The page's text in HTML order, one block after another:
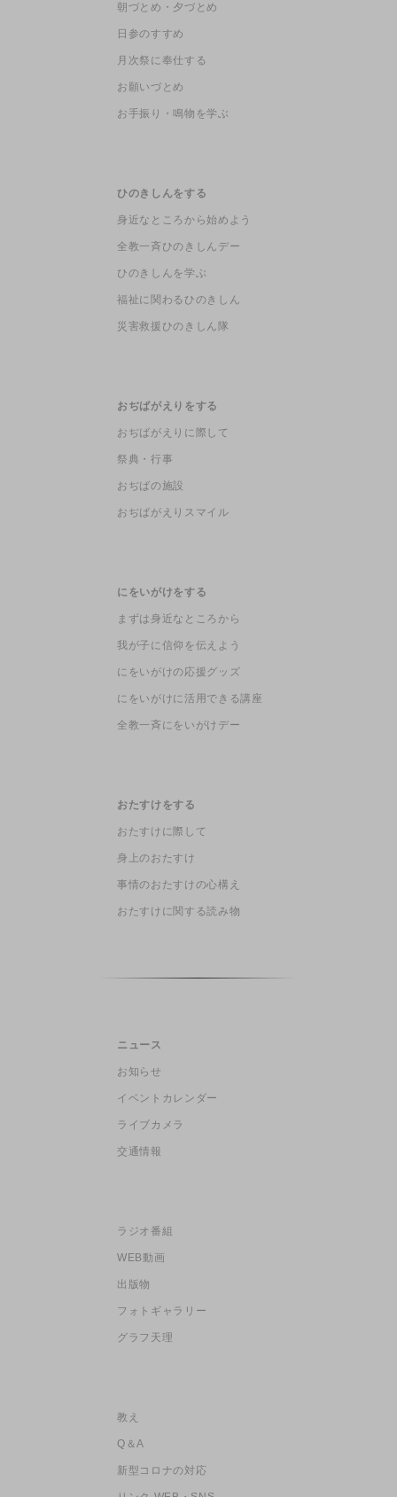
朝づとめ・夕づとめ
日参のすすめ
月次祭に奉仕する
お願いづとめ
お手振り・鳴物を学ぶ
ひのきしんをする
身近なところから始めよう
全教一斉ひのきしんデー
ひのきしんを学ぶ
福祉に関わるひのきしん
災害救援ひのきしん隊
おぢばがえりをする
おぢばがえりに際して
祭典・行事
おぢばの施設
おぢばがえりスマイル
にをいがけをする
まずは身近なところから
我が子に信仰を伝えよう
にをいがけの応援グッズ
にをいがけに活用できる講座
全教一斉にをいがけデー
おたすけをする
おたすけに際して
身上のおたすけ
事情のおたすけの心構え
おたすけに関する読み物
ニュース
お知らせ
イベントカレンダー
ライブカメラ
交通情報
ラジオ番組
WEB動画
出版物
フォトギャラリー
グラフ天理
教え
Q＆A
新型コロナの対応